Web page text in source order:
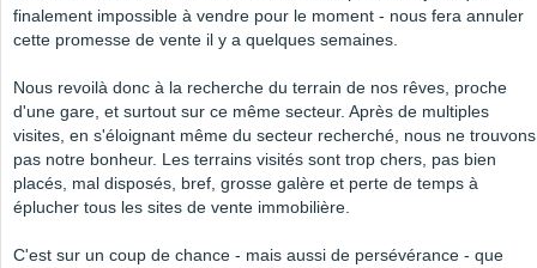
finalement impossible à vendre pour le moment - nous fera annuler
cette promesse de vente il y a quelques semaines.
Nous revoilà donc à la recherche du terrain de nos rêves, proche
d'une gare, et surtout sur ce même secteur. Après de multiples
visites, en s'éloignant même du secteur recherché, nous ne trouvons
pas notre bonheur. Les terrains visités sont trop chers, pas bien
placés, mal disposés, bref, grosse galère et perte de temps à
éplucher tous les sites de vente immobilière.
C'est sur un coup de chance - mais aussi de persévérance - que